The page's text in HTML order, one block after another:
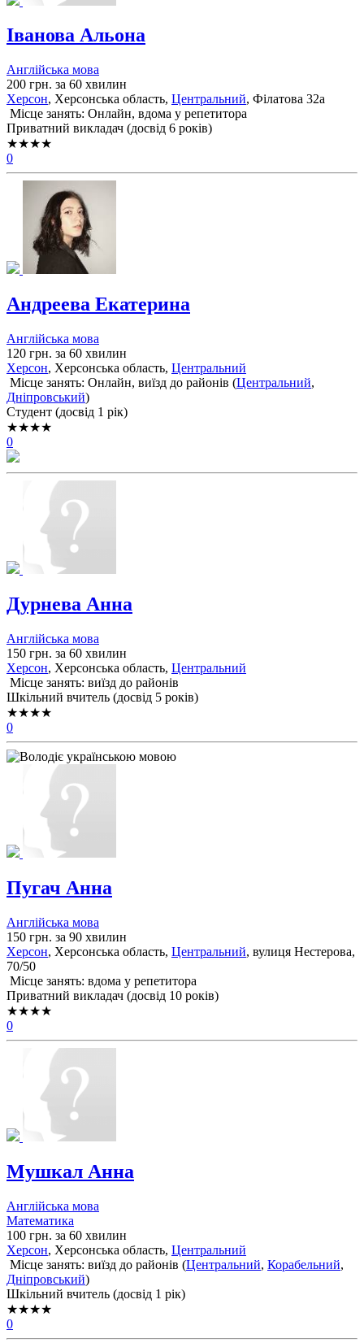
Іванова Альона
Англійська мова
200 грн. за 60 хвилин
Херсон, Херсонська область, Центральний, Філатова 32а
Місце занять: Онлайн, вдома у репетитора
Приватний викладач (досвід 6 років)
★★★★
0
Андреева Екатерина
Англійська мова
120 грн. за 60 хвилин
Херсон, Херсонська область, Центральний
Місце занять: Онлайн, виїзд до районів (Центральний,
Дніпровський)
Cтудент (досвід 1 рік)
★★★★
0
Дурнева Анна
Англійська мова
150 грн. за 60 хвилин
Херсон, Херсонська область, Центральний
Місце занять: виїзд до районів
Шкільний вчитель (досвід 5 років)
★★★★
0
Пугач Анна
Англійська мова
150 грн. за 90 хвилин
Херсон, Херсонська область, Центральний, вулиця Нестерова,
70/50
Місце занять: вдома у репетитора
Приватний викладач (досвід 10 років)
★★★★
0
Мушкал Анна
Англійська мова
Математика
100 грн. за 60 хвилин
Херсон, Херсонська область, Центральний
Місце занять: виїзд до районів (Центральний, Корабельний,
Дніпровський)
Шкільний вчитель (досвід 1 рік)
★★★★
0